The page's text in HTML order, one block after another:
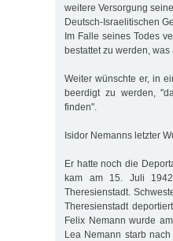
weitere Versorgung
Deutsch-Israelitischen
Im Falle seines Todes
bestattet zu werden,
Weiter wünschte er, in
beerdigt zu werden,
finden".
Isidor Nemanns letzter
Er hatte noch die
kam am 15. Juli 1942
Theresienstadt.
Theresienstadt
Felix Nemann wurde
Lea Nemann starb